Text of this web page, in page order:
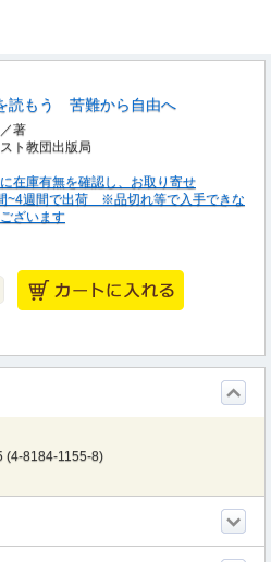
読もう 苦難から自由へ
著
ト教団出版局
在庫有無を確認し、お取り寄せ
~4週間で出荷 ※品切れ等で入手できな
ざいます
(4-8184-1155-8)